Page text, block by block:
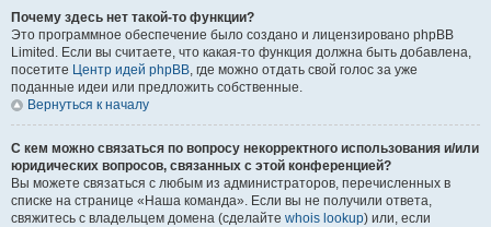
Почему здесь нет такой-то функции?
Это программное обеспечение было создано и лицензировано phpBB
Limited. Если вы считаете, что какая-то функция должна быть добавлена,
посетите Центр идей phpBB, где можно отдать свой голос за уже
поданные идеи или предложить собственные.
Вернуться к началу
С кем можно связаться по вопросу некорректного использования и/или
юридических вопросов, связанных с этой конференцией?
Вы можете связаться с любым из администраторов, перечисленных в
списке на странице «Наша команда». Если вы не получили ответа,
свяжитесь с владельцем домена (сделайте whois lookup) или, если